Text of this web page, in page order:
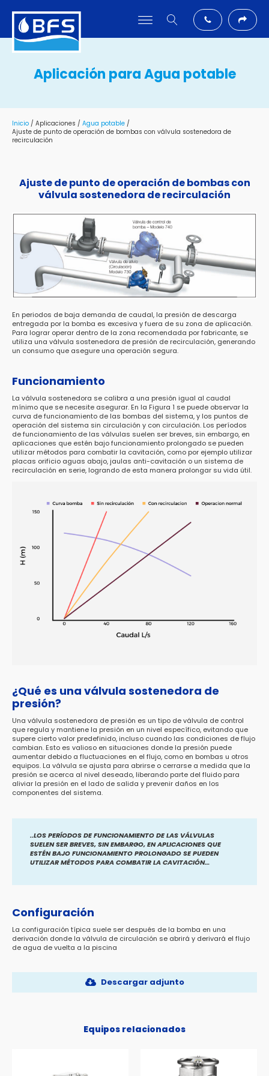
Aplicación paraAgua potable
Inicio / Aplicaciones / Agua potable /
Ajuste de punto de operación de bombas con válvula sostenedora de
recirculación
Ajuste de punto de operación de bombas con
válvula sostenedora de recirculación
En periodos de baja demanda de caudal, la presión de descarga
entregada por la bomba es excesiva y fuera de su zona de aplicación.
Para lograr operar dentro de la zona recomendada por fabricante, se
utiliza una válvula sostenedora de presión de recirculación, generando
un consumo que asegure una operación segura.
Funcionamiento
La válvula sostenedora se calibra a una presión igual al caudal
mínimo que se necesite asegurar. En la Figura 1 se puede observar la
curva de funcionamiento de las bombas del sistema, y los puntos de
operación del sistema sin circulación y con circulación. Los períodos
de funcionamiento de las válvulas suelen ser breves, sin embargo, en
aplicaciones que estén bajo funcionamiento prolongado se pueden
utilizar métodos para combatir la cavitación, como por ejemplo utilizar
placas orificio aguas abajo, jaulas anti-cavitación o un sistema de
recirculación en serie, logrando de esta manera prolongar su vida útil.
¿Qué es una válvula sostenedora de
presión?
Una válvula sostenedora de presión es un tipo de válvula de control
que regula y mantiene la presión en un nivel específico, evitando que
supere cierto valor predefinido, incluso cuando las condiciones de flujo
cambian. Esto es valioso en situaciones donde la presión puede
aumentar debido a fluctuaciones en el flujo, como en bombas u otros
equipos. La válvula se ajusta para abrirse o cerrarse a medida que la
presión se acerca al nivel deseado, liberando parte del fluido para
aliviar la presión en el lado de salida y prevenir daños en los
componentes del sistema.
..LOS PERÍODOS DE FUNCIONAMIENTO DE LAS VÁLVULAS
SUELEN SER BREVES, SIN EMBARGO, EN APLICACIONES QUE
ESTÉN BAJO FUNCIONAMIENTO PROLONGADO SE PUEDEN
UTILIZAR MÉTODOS PARA COMBATIR LA CAVITACIÓN…
Configuración
La configuración típica suele ser después de la bomba en una
derivación donde la válvula de circulación se abrirá y derivará el flujo
de agua de vuelta a la piscina
Descargar adjunto
Equipos relacionados